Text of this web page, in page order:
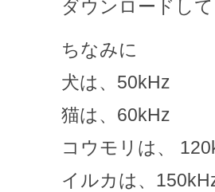
ダウンロードし
ちなみに
犬は、50kHz
猫は、60kHz
コウモリは、
イルカは、